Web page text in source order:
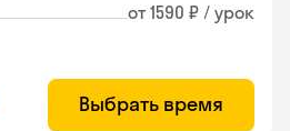
от 1590 ₽ / урок
Выбрать время